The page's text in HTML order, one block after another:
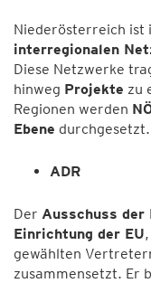
Niederösterreich ist
interregionalen
Diese Netzwerke
hinweg Projekte zu
Regionen werden
Ebene durchgesetzt.
ADR
Der Ausschuss der
Einrichtung der EU
gewählten
zusammensetzt. Er